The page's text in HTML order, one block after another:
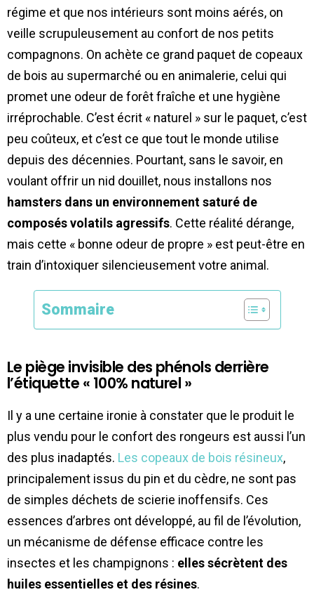
régime et que nos intérieurs sont moins aérés, on
veille scrupuleusement au confort de nos petits
compagnons. On achète ce grand paquet de copeaux
de bois au supermarché ou en animalerie, celui qui
promet une odeur de forêt fraîche et une hygiène
irréprochable. C’est écrit « naturel » sur le paquet, c’est
peu coûteux, et c’est ce que tout le monde utilise
depuis des décennies. Pourtant, sans le savoir, en
voulant offrir un nid douillet, nous installons nos
hamsters dans un environnement saturé de
composés volatils agressifs. Cette réalité dérange,
mais cette « bonne odeur de propre » est peut-être en
train d’intoxiquer silencieusement votre animal.
Sommaire
Le piège invisible des phénols derrière
l’étiquette « 100% naturel »
Il y a une certaine ironie à constater que le produit le
plus vendu pour le confort des rongeurs est aussi l’un
des plus inadaptés. Les copeaux de bois résineux,
principalement issus du pin et du cèdre, ne sont pas
de simples déchets de scierie inoffensifs. Ces
essences d’arbres ont développé, au fil de l’évolution,
un mécanisme de défense efficace contre les
insectes et les champignons : elles sécrètent des
huiles essentielles et des résines.